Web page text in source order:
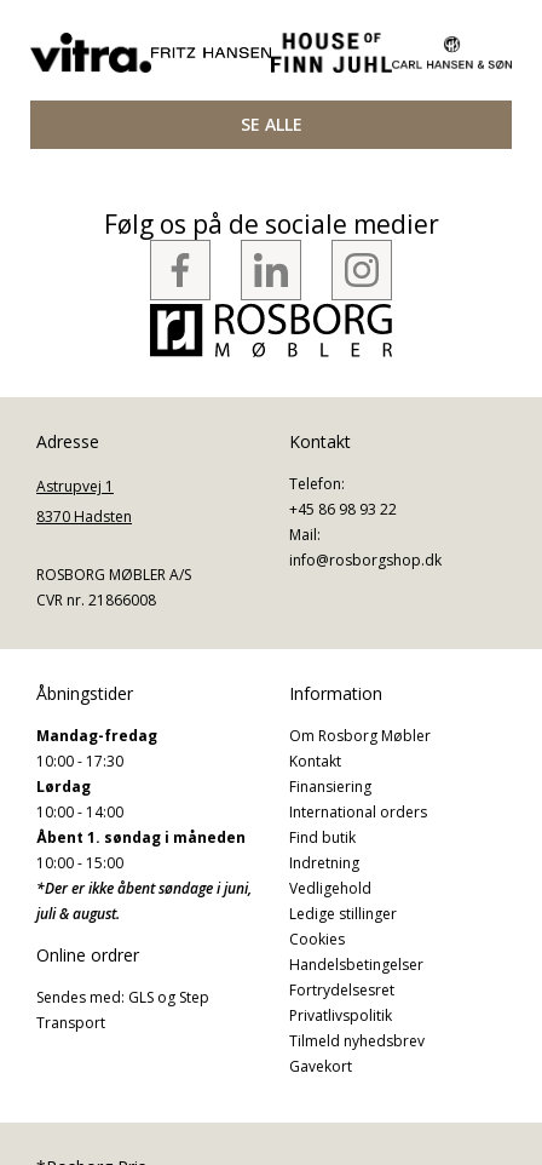
SE ALLE
Følg os på de sociale medier
Adresse
Astrupvej 1
8370 Hadsten
ROSBORG MØBLER A/S
CVR nr. 21866008
Kontakt
Telefon:
+45 86 98 93 22
Mail:
info@rosborgshop.dk
Åbningstider
Mandag-fredag
10:00 - 17:30
Lørdag
10:00 - 14:00
Åbent 1. søndag i måneden
10:00 - 15:00
*Der er ikke åbent søndage i juni,
juli & august.
Online ordrer
Sendes med: GLS og Step
Transport
Information
Om Rosborg Møbler
Kontakt
Finansiering
International orders
Find butik
Indretning
Vedligehold
Ledige stillinger
Cookies
Handelsbetingelser
Fortrydelsesret
Privatlivspolitik
Tilmeld nyhedsbrev
Gavekort